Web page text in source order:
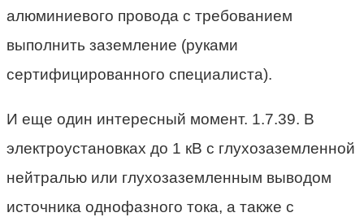
алюминиевого провода с требованием
выполнить заземление (руками
сертифицированного специалиста).
И еще один интересный момент. 1.7.39. В
электроустановках до 1 кВ с глухозаземленной
нейтралью или глухозаземленным выводом
источника однофазного тока, а также с